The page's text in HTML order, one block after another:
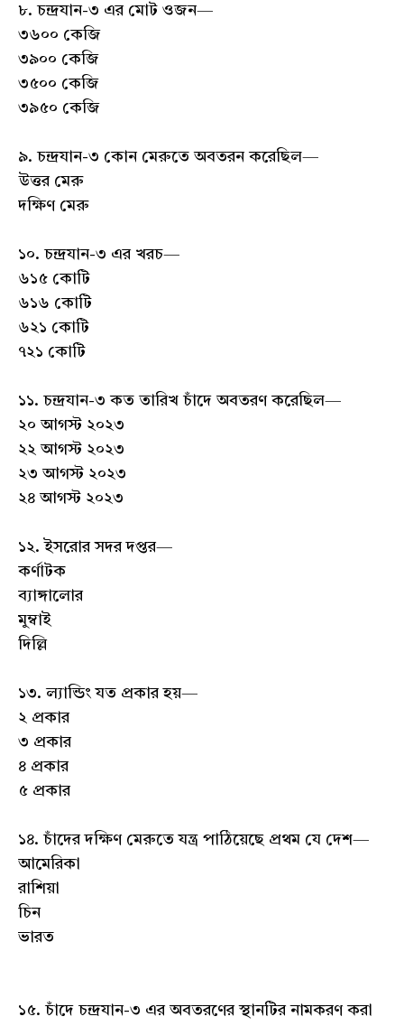
৮. চন্দ্রযান-৩ এর মোট ওজন—
৩৬০০ কেজি
৩৯০০ কেজি
৩৫০০ কেজি
৩৯৫০ কেজি
৯. চন্দ্রযান-৩ কোন মেরুতে অবতরন করেছিল—
উত্তর মেরু
দক্ষিণ মেরু
১০. চন্দ্রযান-৩ এর খরচ—
৬১৫ কোটি
৬১৬ কোটি
৬২১ কোটি
৭২১ কোটি
১১. চন্দ্রযান-৩ কত তারিখ চাঁদে অবতরণ করেছিল—
২০ আগস্ট ২০২৩
২২ আগস্ট ২০২৩
২৩ আগস্ট ২০২৩
২৪ আগস্ট ২০২৩
১২. ইসরোর সদর দপ্তর—
কর্ণাটক
ব্যাঙ্গালোর
মুম্বাই
দিল্লি
১৩. ল্যান্ডিং যত প্রকার হয়—
২ প্রকার
৩ প্রকার
৪ প্রকার
৫ প্রকার
১৪. চাঁদের দক্ষিণ মেরুতে যন্ত্র পাঠিয়েছে প্রথম যে দেশ—
আমেরিকা
রাশিয়া
চিন
ভারত
১৫. চাঁদে চন্দ্রযান-৩ এর অবতরণের স্থানটির নামকরণ করা